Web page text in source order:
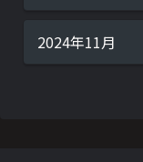
2024年11月